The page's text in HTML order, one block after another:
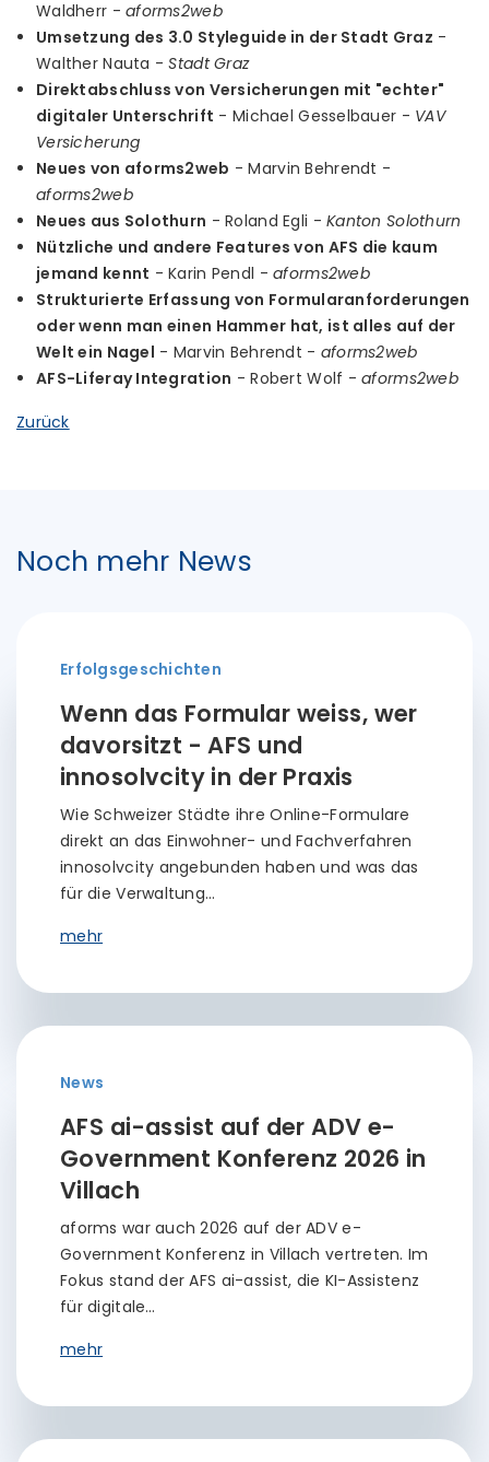
Waldherr -aforms2web
Umsetzung des 3.0 Styleguide in der Stadt Graz -
Walther Nauta -Stadt Graz
Direktabschluss von Versicherungen mit "echter"
digitaler Unterschrift - Michael Gesselbauer - VAV
Versicherung
Neues von aforms2web - Marvin Behrendt -
aforms2web
Neues aus Solothurn - Roland Egli -Kanton Solothurn
Nützliche und andere Features von AFS die kaum
jemand kennt - Karin Pendl -aforms2web
Strukturierte Erfassung von Formularanforderungen
oder wenn man einen Hammer hat, ist alles auf der
Welt ein Nagel - Marvin Behrendt - aforms2web
AFS-Liferay Integration - Robert Wolf -aforms2web
Zurück
Noch mehr News
Erfolgsgeschichten
Wenn das Formular weiss, wer
davorsitzt - AFS und
innosolvcity in der Praxis
Wie Schweizer Städte ihre Online-Formulare
direkt an das Einwohner- und Fachverfahren
innosolvcity angebunden haben und was das
für die Verwaltung…
mehr
News
AFS ai-assist auf der ADV e-
Government Konferenz 2026 in
Villach
aforms war auch 2026 auf der ADV e-
Government Konferenz in Villach vertreten. Im
Fokus stand der AFS ai-assist, die KI-Assistenz
für digitale…
mehr